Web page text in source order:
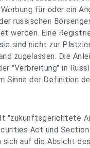
für oder ein
russischen
werden. Eine
sind nicht zur
zugelassen. Die
"Verbreitung" in
Sinne der Definition
"zukunftsgerichtete
Act und Section
auf die Absicht